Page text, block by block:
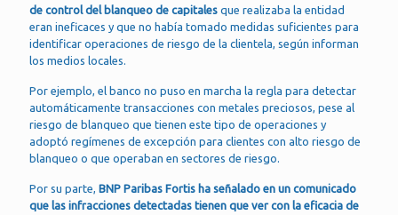
de control del blanqueo de capitales que realizaba la entidad
eran ineficaces y que no había tomado medidas suficientes para
identificar operaciones de riesgo de la clientela, según informan
los medios locales.
Por ejemplo, el banco no puso en marcha la regla para detectar
automáticamente transacciones con metales preciosos, pese al
riesgo de blanqueo que tienen este tipo de operaciones y
adoptó regímenes de excepción para clientes con alto riesgo de
blanqueo o que operaban en sectores de riesgo.
Por su parte, BNP Paribas Fortis ha señalado en un comunicado
que las infracciones detectadas tienen que ver con la eficacia de